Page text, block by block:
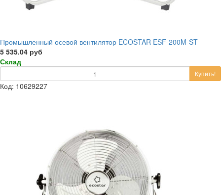
Промышленный осевой вентилятор ECOSTAR ESF-200M-ST
5 535.04 руб
Склад
Купить!
Код: 10629227